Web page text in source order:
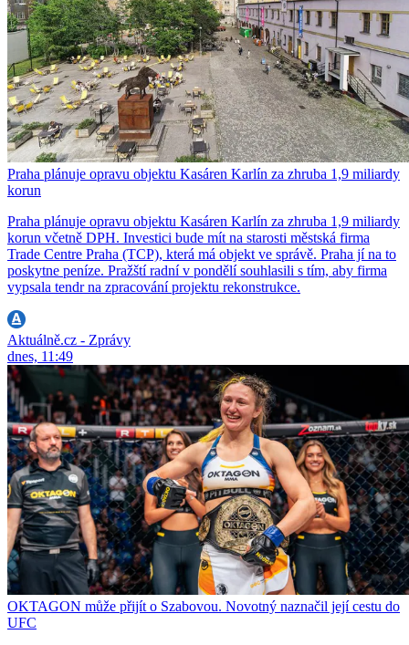
Praha plánuje opravu objektu Kasáren Karlín za zhruba 1,9 miliardy
korun
Praha plánuje opravu objektu Kasáren Karlín za zhruba 1,9 miliardy
korun včetně DPH. Investici bude mít na starosti městská firma
Trade Centre Praha (TCP), která má objekt ve správě. Praha jí na to
poskytne peníze. Pražští radní v pondělí souhlasili s tím, aby firma
vypsala tendr na zpracování projektu rekonstrukce.
Aktuálně.cz - Zprávy
dnes, 11:49
OKTAGON může přijít o Szabovou. Novotný naznačil její cestu do
UFC